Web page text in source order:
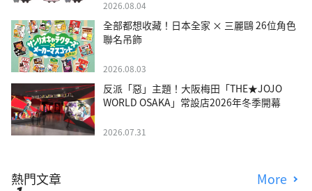
2026.08.04
全部都想收藏！日本全家 × 三麗鷗 26位角色
聯名吊飾
2026.08.03
反派「惡」主題！大阪梅田「THE★JOJO
WORLD OSAKA」常設店2026年冬季開幕
2026.07.31
熱門文章 More